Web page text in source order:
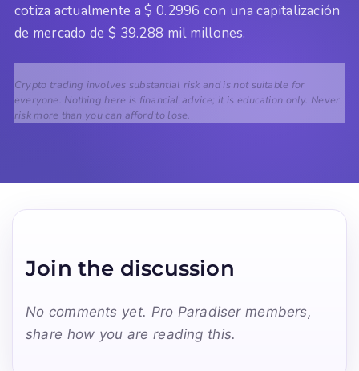
cotiza actualmente a $ 0.2996 con una capitalización
de mercado de $ 39.288 mil millones.
Crypto trading involves substantial risk and is not suitable for
everyone. Nothing here is financial advice; it is education only. Never
risk more than you can afford to lose.
Join the discussion
No comments yet. Pro Paradiser members,
share how you are reading this.